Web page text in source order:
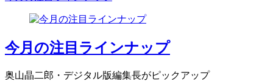
今月の注目ラインナップ
奥山晶二郎・デジタル版編集長がピックアップ